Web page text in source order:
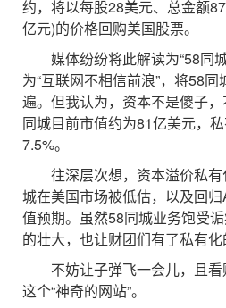
约，将以每股28美元、总金额
亿元)的价格回购美国股票。
媒体纷纷将此解读为“58同
为“互联网不相信前浪”，将58
遍。但我认为，资本不是傻子
同城目前市值约为81亿美元，
7.5%。
往深层次想，资本溢价私有
城在美国市场被低估，以及回
值预期。虽然58同城业务饱受
的壮大，也让财团们有了私有化
不妨让子弹飞一会儿，且看
这个“神奇的网站”。